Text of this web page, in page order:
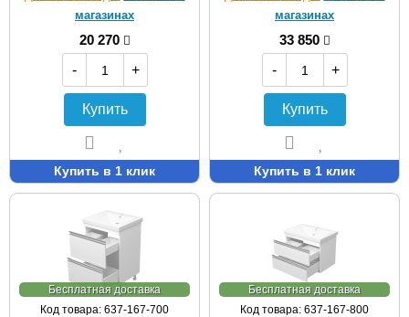
магазинах
20 270
-
+
Купить
Купить в 1 клик
магазинах
33 850
-
+
Купить
Купить в 1 клик
Бесплатная доставка
Код товара: 637-167-700
Бесплатная доставка
Код товара: 637-167-800